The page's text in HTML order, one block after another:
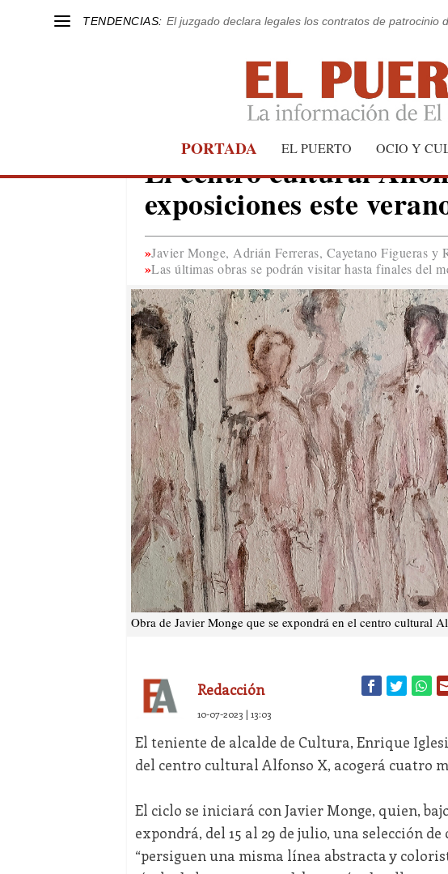
TENDENCIAS: El juzgado declara legales los contratos de patrocinio
PORTADA EL PUERTO OCIO Y
CULTURA
El centro cultural
exposiciones este
Javier Monge, Adrián Ferreras, Cayetano Figueras y
Las últimas obras se podrán visitar hasta finales del
Obra de Javier Monge que se expondrá en el centro cultural
Redacción
10-07-2023 | 13:03
El teniente de alcalde de Cultura, Enrique
del centro cultural Alfonso X, acogerá cuatro
El ciclo se iniciará con Javier Monge, quien,
expondrá, del 15 al 29 de julio, una selección
“persiguen una misma línea abstracta y